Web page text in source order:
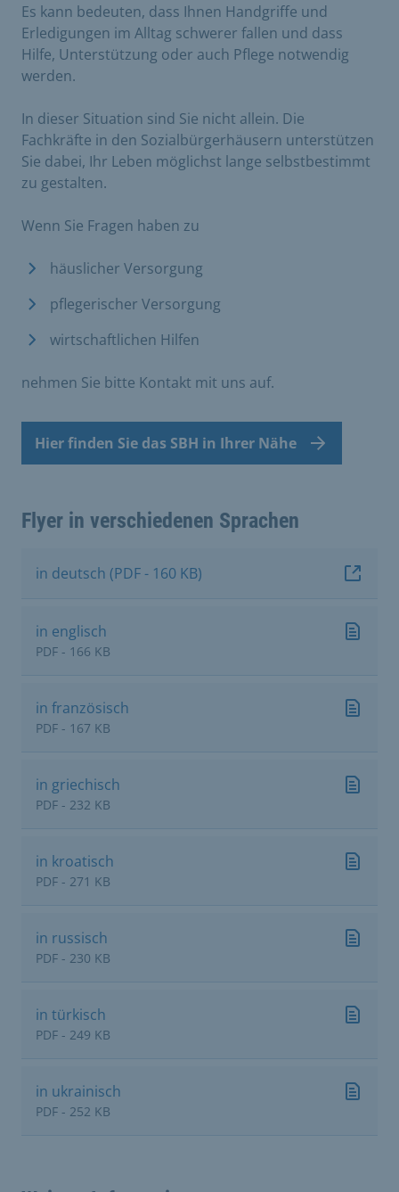
Es kann bedeuten, dass Ihnen Handgriffe und
Erledigungen im Alltag schwerer fallen und dass
Hilfe, Unterstützung oder auch Pflege notwendig
werden.
In dieser Situation sind Sie nicht allein. Die
Fachkräfte in den Sozialbürgerhäusern unterstützen
Sie dabei, Ihr Leben möglichst lange selbstbestimmt
zu gestalten.
Wenn Sie Fragen haben zu
häuslicher Versorgung
pflegerischer Versorgung
wirtschaftlichen Hilfen
nehmen Sie bitte Kontakt mit uns auf.
Hier finden Sie das SBH in Ihrer Nähe
Flyer in verschiedenen Sprachen
in deutsch (PDF - 160 KB)
in englisch
PDF - 166 KB
in französisch
PDF - 167 KB
in griechisch
PDF - 232 KB
in kroatisch
PDF - 271 KB
in russisch
PDF - 230 KB
in türkisch
PDF - 249 KB
in ukrainisch
PDF - 252 KB